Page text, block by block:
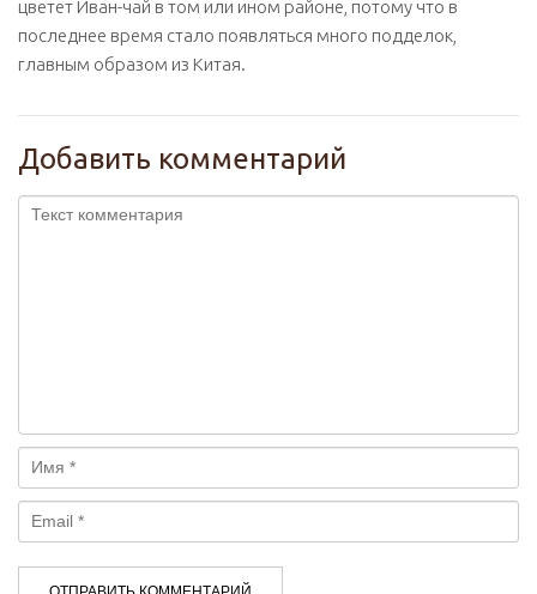
цветет Иван-чай в том или ином районе, потому что в
последнее время стало появляться много подделок,
главным образом из Китая.
Добавить комментарий